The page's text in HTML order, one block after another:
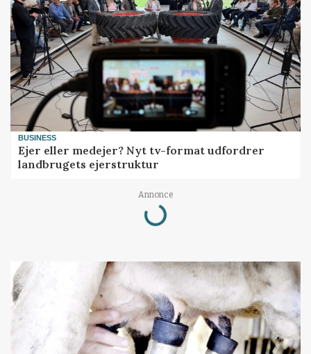
BUSINESS
Ejer eller medejer? Nyt tv-format udfordrer
landbrugets ejerstruktur
Annonce
Loading...